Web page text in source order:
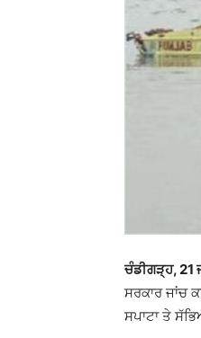
ਚੰਡੀਗੜ੍ਹ, 21
ਸਰਕਾਰ ਜਾਂਚ
ਸਪਾਟਾ ਤੇ